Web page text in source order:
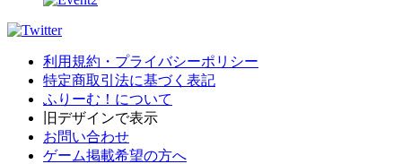
利用規約・プライバシーポリシー
特定商取引法に基づく表記
ふりーむ！について
旧デザインで表示
お問い合わせ
ゲーム掲載希望の方へ